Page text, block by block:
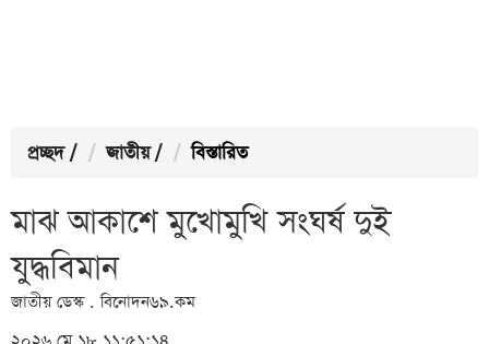
প্রচ্ছদ / জাতীয় / বিস্তারিত
মাঝ আকাশে মুখোমুখি সংঘর্ষ দুই
যুদ্ধবিমান
জাতীয় ডেস্ক . বিনোদন৬৯.কম